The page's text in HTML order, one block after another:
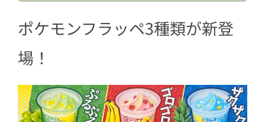
ソーダフラッペ」
ポケモンフラッペ3種類が新登
場！